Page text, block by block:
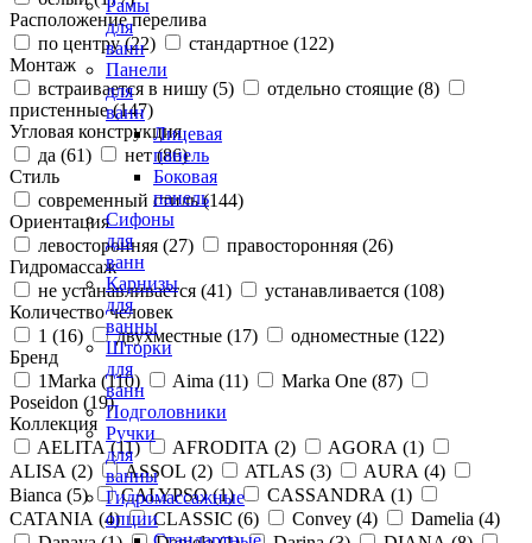
Рамы
для
ванн
Панели
для
ванн
Лицевая
панель
Боковая
панель
Сифоны
для
ванн
Карнизы
для
ванны
Шторки
для
ванн
Подголовники
Ручки
для
ванны
Гидромассажные
опции
Расположение перелива
по центру (22) стандартное (122)
Монтаж
встраивается в нишу (5) отдельно стоящие (8)
пристенные (147)
Угловая конструкция
да (61) нет (86)
Стиль
современный стиль (144)
Ориентация
левосторонняя (27) правосторонняя (26)
Гидромассаж
не устанавливается (41) устанавливается (108)
Количество человек
1 (16) двухместные (17) одноместные (122)
Бренд
1Marka (110) Aima (11) Marka One (87)
Poseidon (19)
Коллекция
AELITA (11) AFRODITA (2) AGORA (1)
ALISA (2) ASSOL (2) ATLAS (3) AURA (4)
Bianca (5) CALYPSO (1) CASSANDRA (1)
CATANIA (4) CLASSIC (6) Convey (4) Damelia (4)